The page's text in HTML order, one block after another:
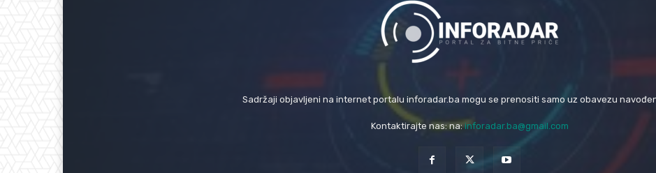
Sadržaji objavljeni na internet portalu inforadar.ba mogu se prenositi samo uz obavezu
Kontaktirajte nas: na:inforadar.ba@gmail.com